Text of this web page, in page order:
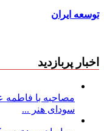
توسعه ایران
اخبار پربازدید
مصاحبه با
سودای هنر ...